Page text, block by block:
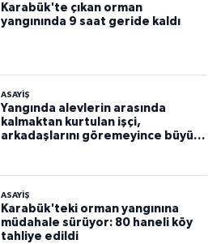
Karabük'te çıkan orman
yangınında 9 saat geride kaldı
ASAYİŞ
Yangında alevlerin arasında
kalmaktan kurtulan işçi,
arkadaşlarını göremeyince büyük
ASAYİŞ
Karabük'teki orman yangınına
müdahale sürüyor: 80 haneli köy
tahliye edildi